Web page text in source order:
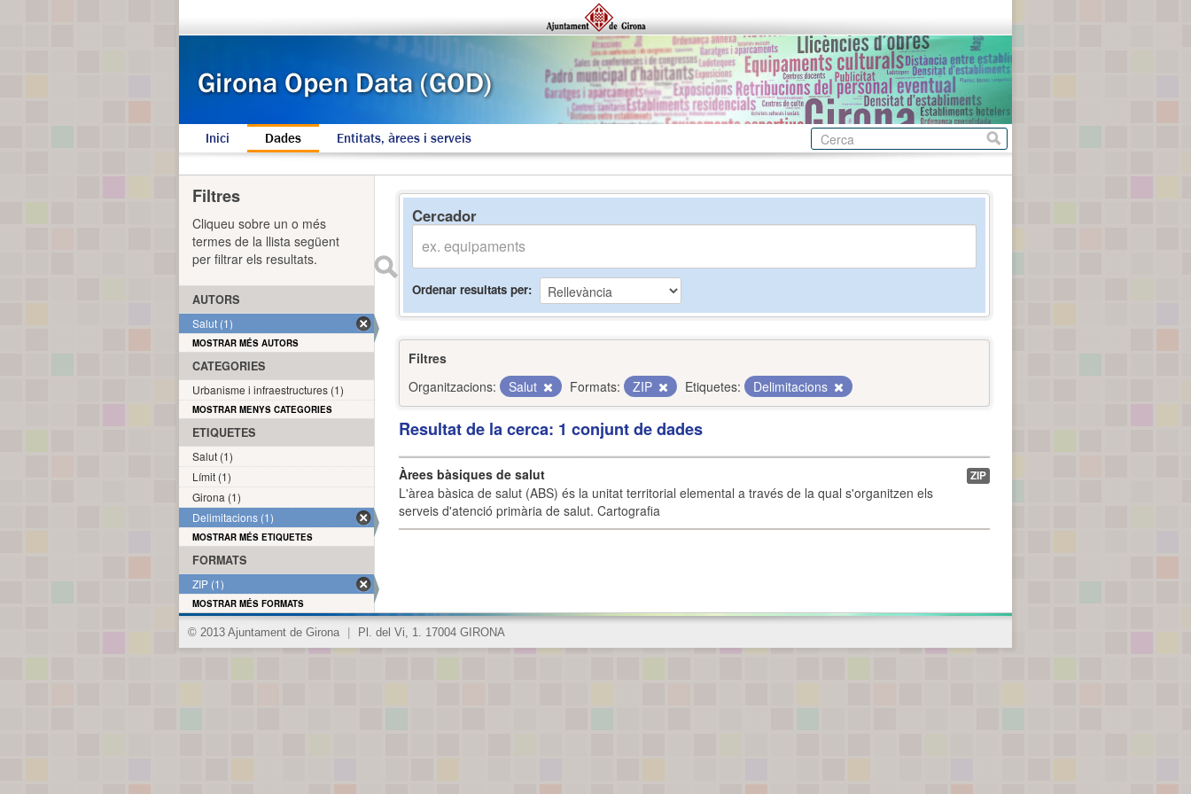
Inici Dades Entitats, àrees i serveis
Cercador
Ordenar resultats per
Filtres
Organitzacions:
Salut Formats: ZIP Etiquetes: Delimitacions
Resultat de la cerca: 1 conjunt de dades
Àrees bàsiques de salut
L'àrea bàsica de salut (ABS) és la unitat territorial elemental a través de la qual s'organitzen els
serveis d'atenció primària de salut. Cartografia
ZIP
Filtres
Cliqueu sobre un o més
termes de la llista següent
per filtrar els resultats.
AUTORS
Salut (1)
MOSTRAR MÉS AUTORS
CATEGORIES
Urbanisme i infraestructures (1)
MOSTRAR MENYS CATEGORIES
ETIQUETES
Salut (1)
Límit (1)
Girona (1)
Delimitacions (1)
MOSTRAR MÉS ETIQUETES
FORMATS
ZIP (1)
MOSTRAR MÉS FORMATS
© 2013 Ajuntament de Girona Pl. del Vi, 1. 17004 GIRONA